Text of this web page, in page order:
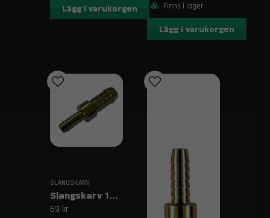
Lägg i varukorgen Finns i lager
Lägg i varukorgen
SLANGSKARV
Slangskarv 10mm-8mm
69 kr